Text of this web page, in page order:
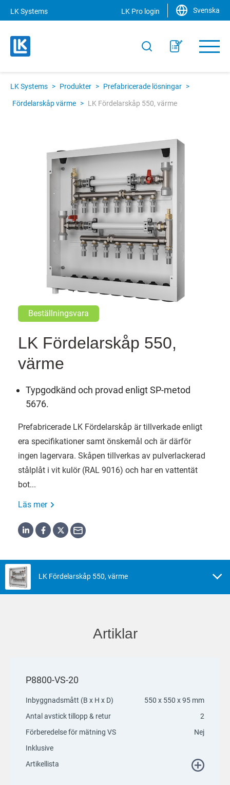
LK Systems LK Pro login Svenska
LK Systems > Produkter > Prefabricerade lösningar >
Fördelarskåp värme > LK Fördelarskåp 550, värme
Beställningsvara
LK Fördelarskåp 550,
värme
Typgodkänd och provad enligt SP-metod
5676.
Prefabricerade LK Fördelarskåp är tillverkade enligt
era specifikationer samt önskemål och är därför
ingen lagervara. Skåpen tillverkas av pulverlackerad
stålplåt i vit kulör (RAL 9016) och har en vattentät
bot...
Läs mer
LK Fördelarskåp 550, värme
Artiklar
P8800-VS-20
Inbyggnadsmått (B x H x D)
550 x 550 x 95 mm
Antal avstick tillopp & retur
2
Förberedelse för mätning VS
Nej
Inklusive
Artikellista